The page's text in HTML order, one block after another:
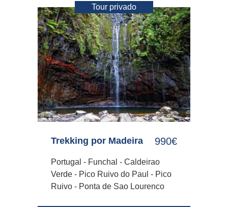
Tour privado
Trekking por Madeira 990€
Portugal - Funchal - Caldeirao
Verde - Pico Ruivo do Paul - Pico
Ruivo - Ponta de Sao Lourenco